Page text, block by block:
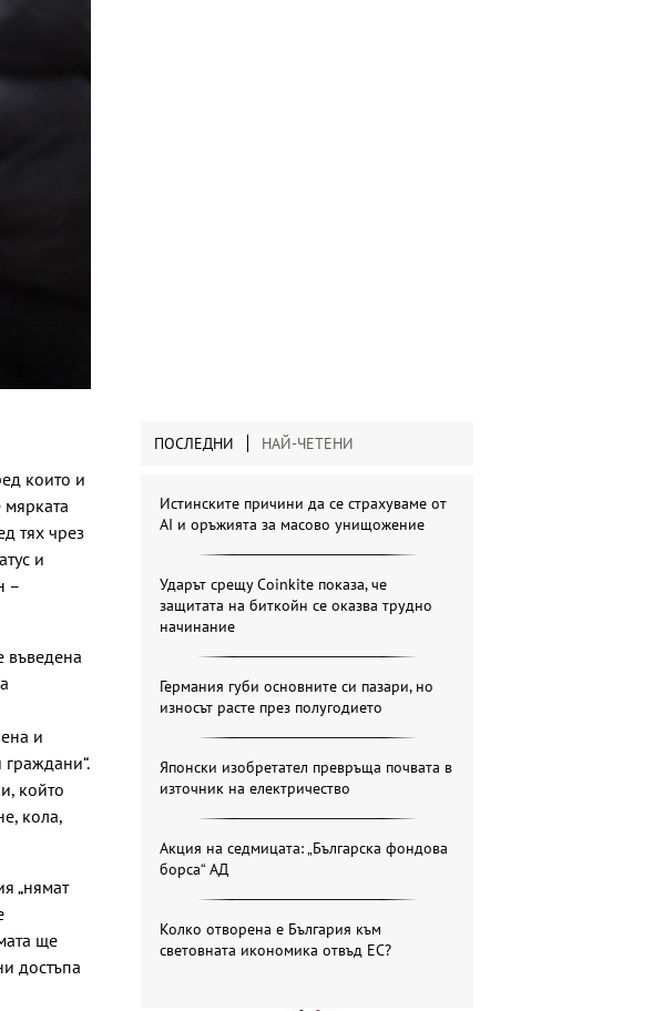
които и
тях чрез
и
–
въведена
и
който
кола,
„нямат
ще
достъпа
ПОСЛЕДНИ НАЙ-ЧЕТЕНИ
Истинските причини да се страхуваме от
AI и оръжията за масово унищожение
Ударът срещу Coinkite показа, че
защитата на биткойн се оказва трудно
начинание
Германия губи основните си пазари, но
износът расте през полугодието
Японски изобретател превръща почвата в
източник на електричество
Акция на седмицата: „Българска фондова
борса“ АД
Колко отворена е България към
световната икономика отвъд ЕС?